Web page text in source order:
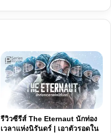
รีวิวซีรีส์ The Eternaut นักท่อง
เวลาแห่งนิรันดร์ | เอาตัวรอดใน